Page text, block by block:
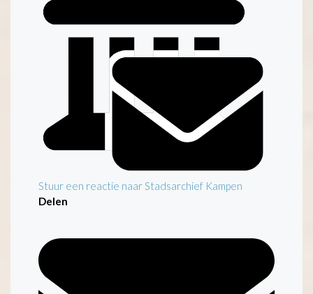
Inleiding
Stuur een reactie naar Stadsarchief Kampen
Delen